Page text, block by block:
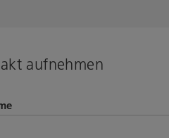
aufnehmen